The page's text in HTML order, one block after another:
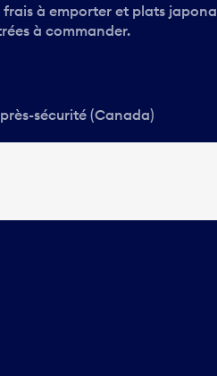
frais à emporter et plats
à commander.
sécurité (Canada)